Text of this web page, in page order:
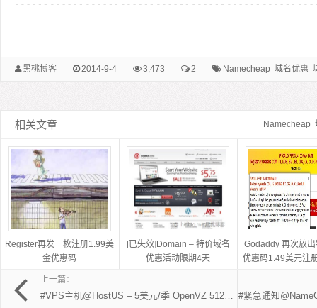
黑桃博客 2014-9-4 3,473 2 Namecheap 域名优惠
Namecheap
相关文章
Register再发一枚注册1.99美
金优惠码
[已失效]Domain – 特价域名
优惠活动限期4天
Godaddy 再次放
优惠码1.49美元注
上一篇：
#VPS主机@HostUS – 5美元/季 OpenVZ 512M 10G G口250G 美国VPS